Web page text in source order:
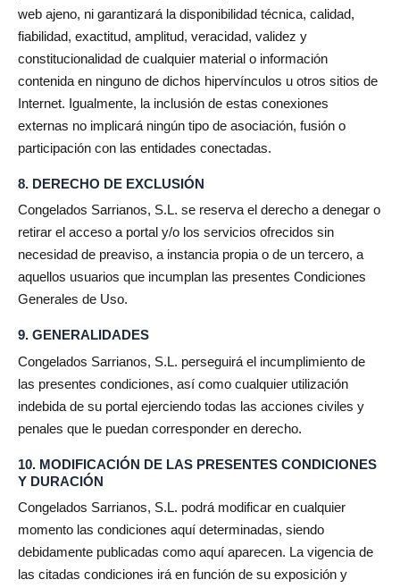
web ajeno, ni garantizará la disponibilidad técnica, calidad,
fiabilidad, exactitud, amplitud, veracidad, validez y
constitucionalidad de cualquier material o información
contenida en ninguno de dichos hipervínculos u otros sitios de
Internet. Igualmente, la inclusión de estas conexiones
externas no implicará ningún tipo de asociación, fusión o
participación con las entidades conectadas.
8. DERECHO DE EXCLUSIÓN
Congelados Sarrianos, S.L. se reserva el derecho a denegar o
retirar el acceso a portal y/o los servicios ofrecidos sin
necesidad de preaviso, a instancia propia o de un tercero, a
aquellos usuarios que incumplan las presentes Condiciones
Generales de Uso.
9. GENERALIDADES
Congelados Sarrianos, S.L. perseguirá el incumplimiento de
las presentes condiciones, así como cualquier utilización
indebida de su portal ejerciendo todas las acciones civiles y
penales que le puedan corresponder en derecho.
10. MODIFICACIÓN DE LAS PRESENTES CONDICIONES
Y DURACIÓN
Congelados Sarrianos, S.L. podrá modificar en cualquier
momento las condiciones aquí determinadas, siendo
debidamente publicadas como aquí aparecen. La vigencia de
las citadas condiciones irá en función de su exposición y